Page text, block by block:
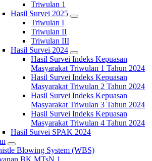
Triwulan 1
Hasil Survei 2025
Triwulan I
Triwulan II
Triwulan III
Hasil Survei 2024
Hasil Survei Indeks Kepuasan
Masyarakat Triwulan 1 Tahun 2024
Hasil Survei Indeks Kepuasan
Masyarakat Triwulan 2 Tahun 2024
Hasil Survei Indeks Kepuasan
Masyarakat Triwulan 3 Tahun 2024
Hasil Survei Indeks Kepuasan
Masyarakat Triwulan 4 Tahun 2024
Hasil Survei SPAK 2024
Blowing System (WBS)
BK MTsN 1